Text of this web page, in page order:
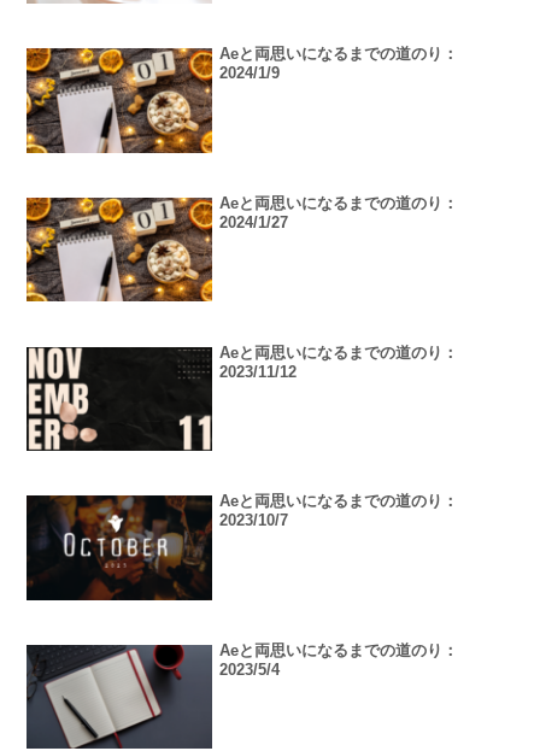
Aeと両思いになるまでの道のり：
2024/1/9
Aeと両思いになるまでの道のり：
2024/1/27
Aeと両思いになるまでの道のり：
2023/11/12
Aeと両思いになるまでの道のり：
2023/10/7
Aeと両思いになるまでの道のり：
2023/5/4